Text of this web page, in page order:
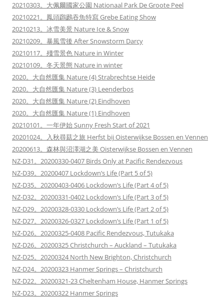
20210303。大佩爾國家公園 Nationaal Park De Groote Peel
20210221。鳳頭鸊鷉吞魚特寫 Grebe Eating Show
20210213。冰雪美景 Nature Ice & Snow
20210209。暴風雪後 After Snowstorm Darcy
20210117。殘雪景色 Nature in Winter
20210109。冬天景態 Nature in winter
2020。大自然匯集 Nature (4) Strabrechtse Heide
2020。大自然匯集 Nature (3) Leenderbos
2020。大自然匯集 Nature (2) Eindhoven
2020。大自然匯集 Nature (1) Eindhoven
20210101。一年伊始 Sunny Fresh Start of 2021
20201024。入秋尋菇之旅 Herfst bij Oisterwijkse Bossen en Vennen
20200613。森林與沼澤湖之美 Oisterwijkse Bossen en Vennen
NZ-D31。20200330-0407 Birds Only at Pacific Rendezvous
NZ-D39。20200407 Lockdown’s Life (Part 5 of 5)
NZ-D35。20200403-0406 Lockdown’s Life (Part 4 of 5)
NZ-D32。20200331-0402 Lockdown’s Life (Part 3 of 5)
NZ-D29。20200328-0330 Lockdown’s Life (Part 2 of 5)
NZ-D27。20200326-0327 Lockdown’s Life (Part 1 of 5)
NZ-D26。20200325-0408 Pacific Rendezvous, Tutukaka
NZ-D26。20200325 Christchurch – Auckland – Tutukaka
NZ-D25。20200324 North New Brighton, Christchurch
NZ-D24。20200323 Hanmer Springs – Christchurch
NZ-D22。20200321-23 Cheltenham House, Hanmer Springs
NZ-D23。20200322 Hanmer Springs